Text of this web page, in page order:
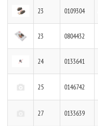
23 0109304
23 0804432
24 0133641
25 0146742
27 0133639